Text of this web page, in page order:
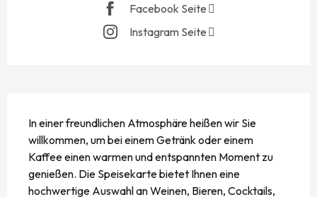
Facebook Seite
Instagram Seite
In einer freundlichen Atmosphäre heißen wir Sie
willkommen, um bei einem Getränk oder einem
Kaffee einen warmen und entspannten Moment zu
genießen. Die Speisekarte bietet Ihnen eine
hochwertige Auswahl an Weinen, Bieren, Cocktails,